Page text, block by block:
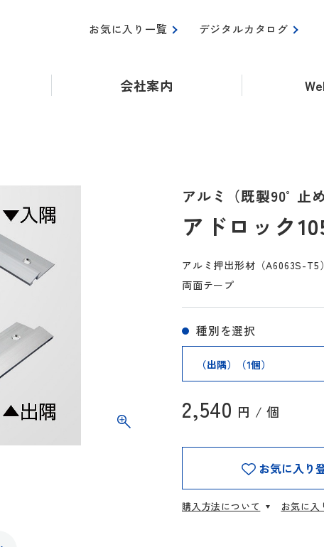
会社案内
お気に入り一覧 デジタルカタログ
アルミ（既製90°止め
アドロック
アルミ押出形材（A6063S-
両面テープ
種別を選択
2,540 円 / 個
お気に入り
購入方法について お気に入